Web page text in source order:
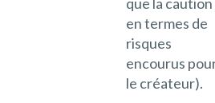
en termes de
risques
encourus
le créateur).